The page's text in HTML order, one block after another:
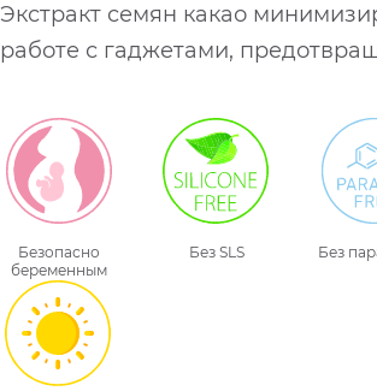
Экстракт семян какао
работе с гаджетами,
Безопасно
беременным
Без SLS Без